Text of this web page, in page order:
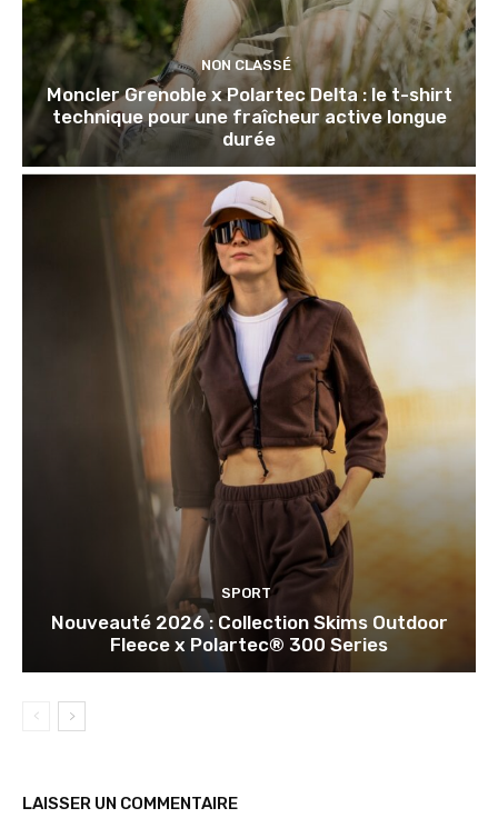
NON CLASSÉ
Moncler Grenoble x Polartec Delta : le t-shirt
technique pour une fraîcheur active longue
durée
SPORT
Nouveauté 2026 : Collection Skims Outdoor
Fleece x Polartec® 300 Series
LAISSER UN COMMENTAIRE